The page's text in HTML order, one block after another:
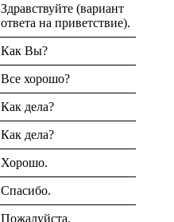
Здравствуйте (вариант
ответа на приветствие).
Как Вы?
Все хорошо?
Как дела?
Как дела?
Хорошо.
Спасибо.
Пожалуйста.